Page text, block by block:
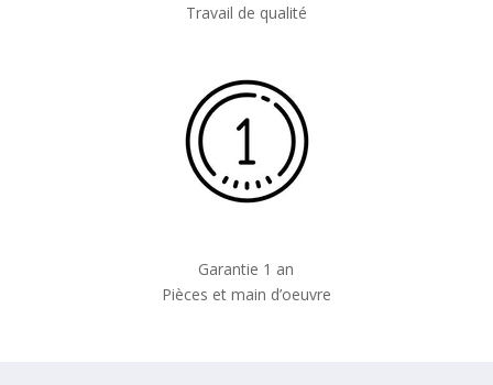
Travail de qualité
Garantie 1 an
Pièces et main d’oeuvre